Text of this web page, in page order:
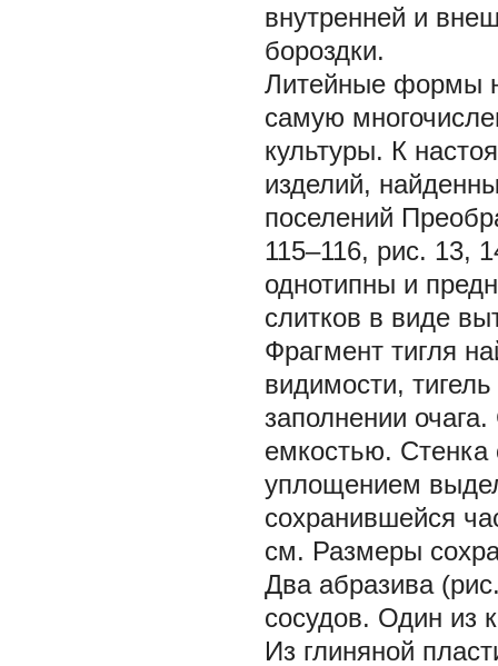
внутренней и
бороздки.
Литейные формы
самую
культуры. К
изделий,
поселений
115–116, рис. 13,
однотипны и
слитков в виде
Фрагмент тигля
видимости,
заполнении
емкостью. Стенка
уплощением
сохранившейся
см. Размеры
Два абразива
сосудов. Один из
Из глиняной